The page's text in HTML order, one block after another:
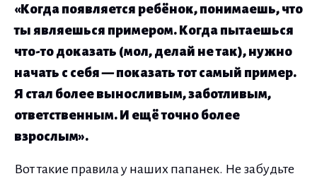
«Когда появляется ребёнок, понимаешь, что
ты являешься примером. Когда пытаешься
что-то доказать (мол, делай не так), нужно
начать с себя — показать тот самый пример.
Я стал более выносливым, заботливым,
ответственным. И ещё точно более
взрослым».
Вот такие правила у наших папанек. Не забудьте